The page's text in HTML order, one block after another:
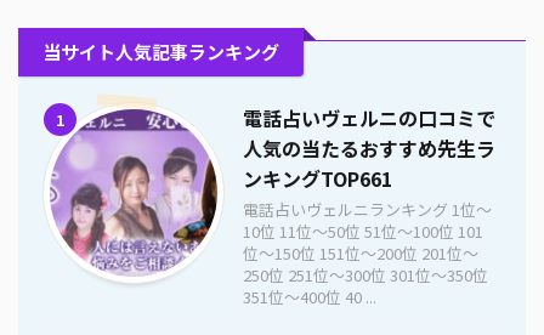
当サイト人気記事ランキング
1
電話占いヴェルニの口コミで
人気の当たるおすすめ先生ラ
ンキングTOP661
電話占いヴェルニランキング 1位〜
10位 11位〜50位 51位〜100位 101
位〜150位 151位〜200位 201位〜
250位 251位〜300位 301位〜350位
351位〜400位 40 ...